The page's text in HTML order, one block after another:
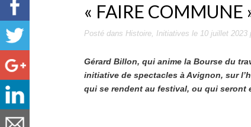
« FAIRE COMMUNE
Posté dans Histoire, Initiatives le 10 juillet 2023
Gérard Billon, qui anime la Bourse du
initiative de spectacles à Avignon, sur
qui se rendent au festival, ou qui seront